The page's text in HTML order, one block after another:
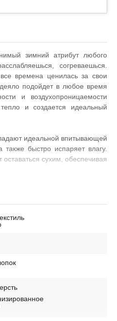
зимний атрибут любого
согреваешься.
времена ценилась за свои
подойдет в любое время
и воздухопроницаемости
и создается идеальный
идеальной впитывающей
быстро испаряет влагу.
сухим, обеспечивая